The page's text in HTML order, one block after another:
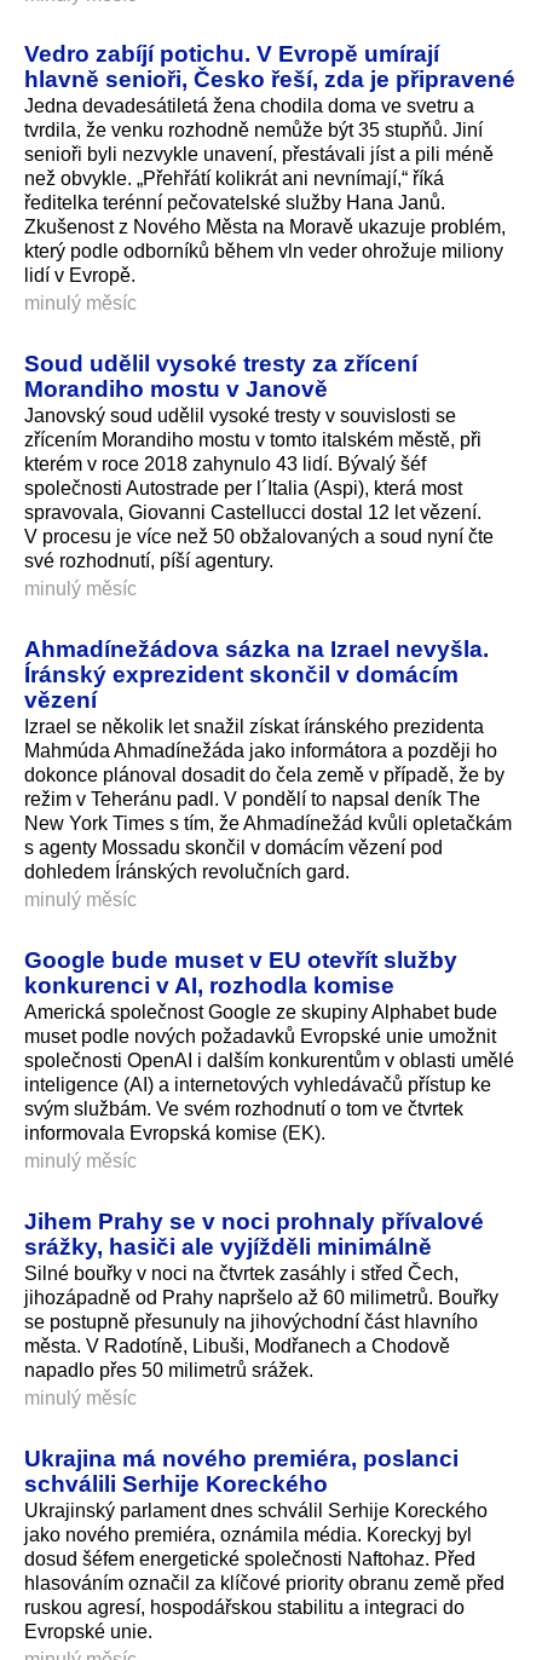
Vedro zabíjí potichu. V Evropě umírají
hlavně senioři, Česko řeší, zda je připravené
Jedna devadesátiletá žena chodila doma ve svetru a
tvrdila, že venku rozhodně nemůže být 35 stupňů. Jiní
senioři byli nezvykle unavení, přestávali jíst a pili méně
než obvykle. „Přehřátí kolikrát ani nevnímají,“ říká
ředitelka terénní pečovatelské služby Hana Janů.
Zkušenost z Nového Města na Moravě ukazuje problém,
který podle odborníků během vln veder ohrožuje miliony
lidí v Evropě.
minulý měsíc
Soud udělil vysoké tresty za zřícení
Morandiho mostu v Janově
Janovský soud udělil vysoké tresty v souvislosti se
zřícením Morandiho mostu v tomto italském městě, při
kterém v roce 2018 zahynulo 43 lidí. Bývalý šéf
společnosti Autostrade per l´Italia (Aspi), která most
spravovala, Giovanni Castellucci dostal 12 let vězení.
V procesu je více než 50 obžalovaných a soud nyní čte
své rozhodnutí, píší agentury.
minulý měsíc
Ahmadínežádova sázka na Izrael nevyšla.
Íránský exprezident skončil v domácím
vězení
Izrael se několik let snažil získat íránského prezidenta
Mahmúda Ahmadínežáda jako informátora a později ho
dokonce plánoval dosadit do čela země v případě, že by
režim v Teheránu padl. V pondělí to napsal deník The
New York Times s tím, že Ahmadínežád kvůli opletačkám
s agenty Mossadu skončil v domácím vězení pod
dohledem Íránských revolučních gard.
minulý měsíc
Google bude muset v EU otevřít služby
konkurenci v AI, rozhodla komise
Americká společnost Google ze skupiny Alphabet bude
muset podle nových požadavků Evropské unie umožnit
společnosti OpenAI i dalším konkurentům v oblasti umělé
inteligence (AI) a internetových vyhledávačů přístup ke
svým službám. Ve svém rozhodnutí o tom ve čtvrtek
informovala Evropská komise (EK).
minulý měsíc
Jihem Prahy se v noci prohnaly přívalové
srážky, hasiči ale vyjížděli minimálně
Silné bouřky v noci na čtvrtek zasáhly i střed Čech,
jihozápadně od Prahy napršelo až 60 milimetrů. Bouřky
se postupně přesunuly na jihovýchodní část hlavního
města. V Radotíně, Libuši, Modřanech a Chodově
napadlo přes 50 milimetrů srážek.
minulý měsíc
Ukrajina má nového premiéra, poslanci
schválili Serhije Koreckého
Ukrajinský parlament dnes schválil Serhije Koreckého
jako nového premiéra, oznámila média. Koreckyj byl
dosud šéfem energetické společnosti Naftohaz. Před
hlasováním označil za klíčové priority obranu země před
ruskou agresí, hospodářskou stabilitu a integraci do
Evropské unie.